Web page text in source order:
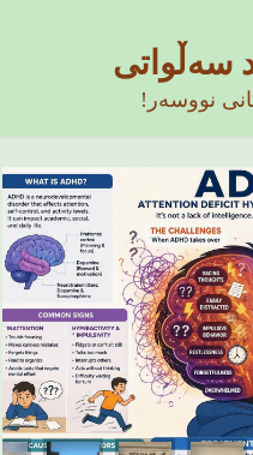
سەڵواتی
نووسەر!